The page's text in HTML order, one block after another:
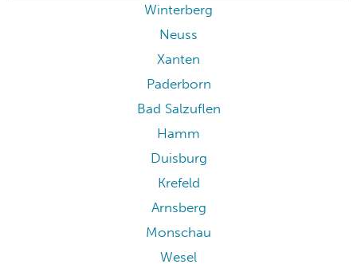
Winterberg
Neuss
Xanten
Paderborn
Bad Salzuflen
Hamm
Duisburg
Krefeld
Arnsberg
Monschau
Wesel